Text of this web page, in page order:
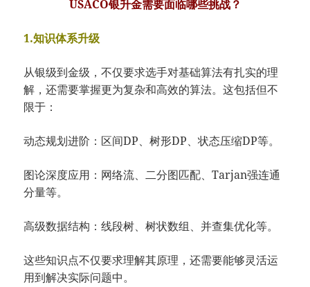
USACO银升金需要面临哪些挑战？
1.知识体系升级
从银级到金级，不仅要求选手对基础算法有扎实的理
解，还需要掌握更为复杂和高效的算法。这包括但不
限于：
动态规划进阶：区间DP、树形DP、状态压缩DP等。
图论深度应用：网络流、二分图匹配、Tarjan强连通
分量等。
高级数据结构：线段树、树状数组、并查集优化等。
这些知识点不仅要求理解其原理，还需要能够灵活运
用到解决实际问题中。